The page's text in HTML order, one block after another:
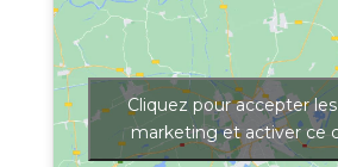
Cliquez pour accepter
marketing et activer ce